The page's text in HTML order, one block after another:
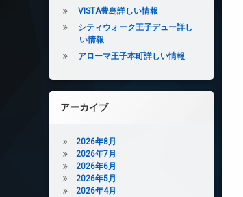
VISTA豊島詳しい情報
シティウォーク王子デュー詳し
い情報
アローマ王子本町詳しい情報
アーカイブ
2026年8月
2026年7月
2026年6月
2026年5月
2026年4月